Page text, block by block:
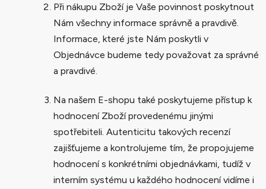
Při nákupu Zboží je Vaše povinnost poskytnout
Nám všechny informace správně a pravdivě.
Informace, které jste Nám poskytli v
Objednávce budeme tedy považovat za správné
a pravdivé.
Na našem E-shopu také poskytujeme přístup k
hodnocení Zboží provedenému jinými
spotřebiteli. Autenticitu takových recenzí
zajišťujeme a kontrolujeme tím, že propojujeme
hodnocení s konkrétními objednávkami, tudíž v
interním systému u každého hodnocení vidíme i